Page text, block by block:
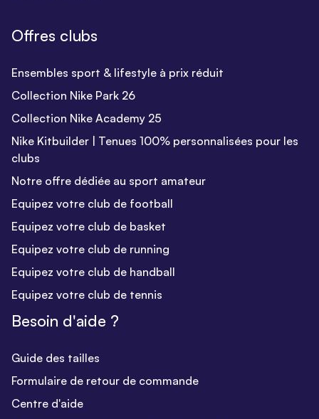
Offres clubs
Ensembles sport & lifestyle à prix réduit
Collection Nike Park 26
Collection Nike Academy 25
Nike Kitbuilder | Tenues 100% personnalisées pour les
clubs
Notre offre dédiée au sport amateur
Equipez votre club de football
Equipez votre club de basket
Equipez votre club de running
Equipez votre club de handball
Equipez votre club de tennis
Besoin d'aide ?
Guide des tailles
Formulaire de retour de commande
Centre d'aide